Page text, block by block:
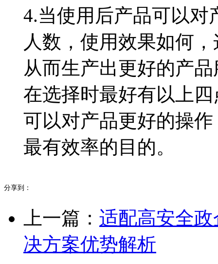
4.当使用后产品可以对
人数，使用效果如何
从而生产出更好的产
在选择时最好有以上
可以对产品更好的操
最有效率的目的。
分享到：
上一篇： 适配高安全
决方案优势解析